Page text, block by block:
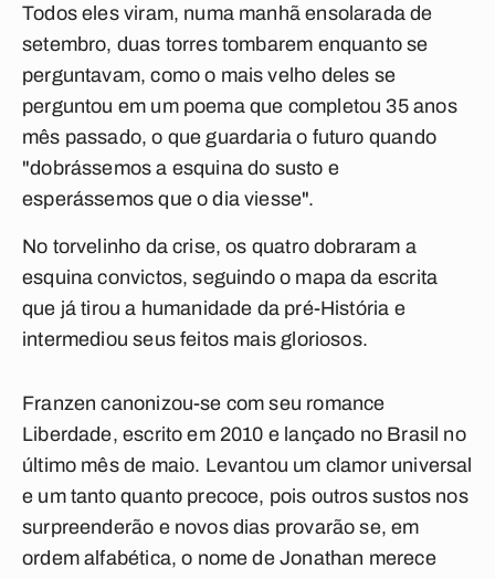
Todos eles viram, numa manhã ensolarada de
setembro, duas torres tombarem enquanto se
perguntavam, como o mais velho deles se
perguntou em um poema que completou 35 anos
mês passado, o que guardaria o futuro quando
"dobrássemos a esquina do susto e
esperássemos que o dia viesse".
No torvelinho da crise, os quatro dobraram a
esquina convictos, seguindo o mapa da escrita
que já tirou a humanidade da pré-História e
intermediou seus feitos mais gloriosos.
Franzen canonizou-se com seu romance
Liberdade, escrito em 2010 e lançado no Brasil no
último mês de maio. Levantou um clamor universal
e um tanto quanto precoce, pois outros sustos nos
surpreenderão e novos dias provarão se, em
ordem alfabética, o nome de Jonathan merece